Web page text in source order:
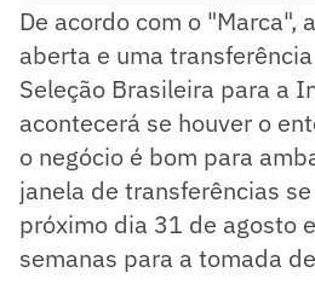
De acordo com o "Marca",
aberta e uma
Seleção Brasileira para a
acontecerá se houver o
o negócio é bom para
janela de transferências
próximo dia 31 de agosto
semanas para a tomada